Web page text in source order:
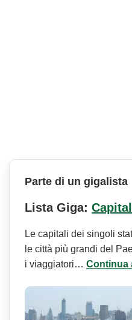
Parte di un gigalista
Lista Giga:
Le capitali dei singoli
le città più grandi del
i viaggiatori… Continua